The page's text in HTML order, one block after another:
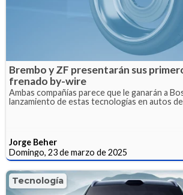
Brembo y ZF presentarán sus
frenado by-wire
Ambas compañías parece que le ganarán a
lanzamiento de estas tecnologías en autos
Jorge Beher
Domingo, 23 de marzo de 2025
Tecnología